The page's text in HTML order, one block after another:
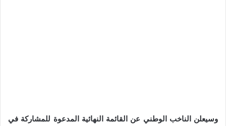
وسيعلن الناخب الوطني عن القائمة النهائية المدعوة للمشاركة في